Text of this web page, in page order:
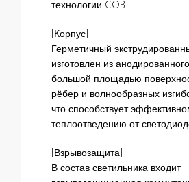
технологии COB.
[Корпус]
Герметичный
изготовлен из
большой площадью
рёбер и волнообразных
что способствует
теплоотведению от
[Взрывозащита]
В состав светильника входит